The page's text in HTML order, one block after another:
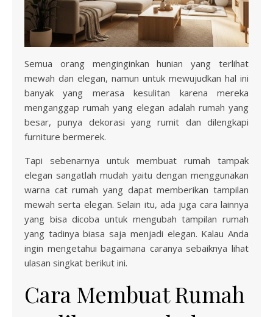
Semua orang menginginkan hunian yang terlihat
mewah dan elegan, namun untuk mewujudkan hal ini
banyak yang merasa kesulitan karena mereka
menganggap rumah yang elegan adalah rumah yang
besar, punya dekorasi yang rumit dan dilengkapi
furniture bermerek.
Tapi sebenarnya untuk membuat rumah tampak
elegan sangatlah mudah yaitu dengan menggunakan
warna cat rumah yang dapat memberikan tampilan
mewah serta elegan. Selain itu, ada juga cara lainnya
yang bisa dicoba untuk mengubah tampilan rumah
yang tadinya biasa saja menjadi elegan. Kalau Anda
ingin mengetahui bagaimana caranya sebaiknya lihat
ulasan singkat berikut ini.
Cara Membuat Rumah